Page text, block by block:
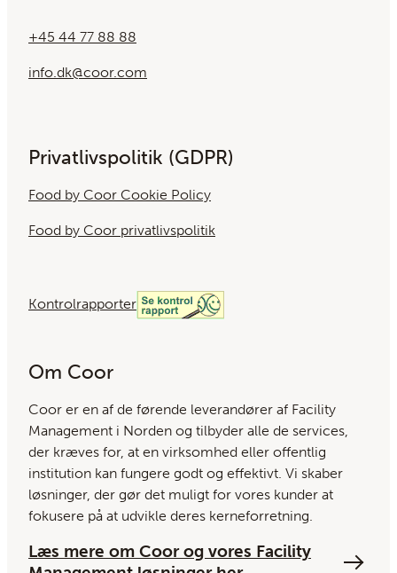
+45 44 77 88 88
info.dk@coor.com
Privatlivspolitik (GDPR)
Food by Coor Cookie Policy
Food by Coor privatlivspolitik
Kontrolrapporter
Om Coor
Coor er en af ​​de førende leverandører af Facility
Management i Norden og tilbyder alle de services,
der kræves for, at en virksomhed eller offentlig
institution kan fungere godt og effektivt. Vi skaber
løsninger, der gør det muligt for vores kunder at
fokusere på at udvikle deres kerneforretning.
Læs mere om Coor og vores Facility